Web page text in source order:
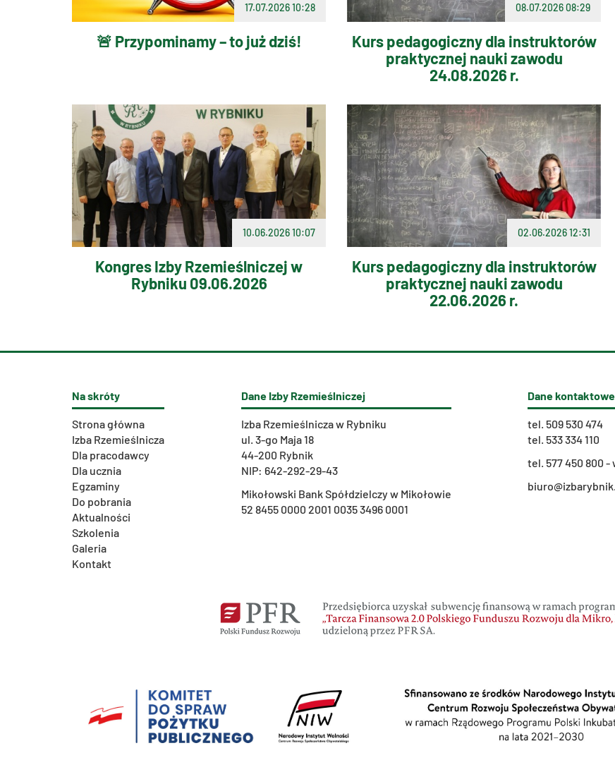
17.07.2026 10:28
🚨 Przypominamy – to już dziś!
08.07.2026 08:29
Kurs pedagogiczny dla instruktorów
praktycznej nauki zawodu
24.08.2026 r.
10.06.2026 10:07
Kongres Izby Rzemieślniczej w
Rybniku 09.06.2026
02.06.2026 12:31
Kurs pedagogiczny dla instruktorów
praktycznej nauki zawodu
22.06.2026 r.
Na skróty
Strona główna
Izba Rzemieślnicza
Dla pracodawcy
Dla ucznia
Egzaminy
Do pobrania
Aktualności
Szkolenia
Galeria
Kontakt
Dane Izby Rzemieślniczej
Izba Rzemieślnicza w Rybniku
ul. 3-go Maja 18
44-200 Rybnik
NIP: 642-292-29-43
Mikołowski Bank Spółdzielczy w Mikołowie
52 8455 0000 2001 0035 3496 0001
Dane kontaktowe
tel. 509 530 474
tel. 533 334 110
tel. 577 450 800